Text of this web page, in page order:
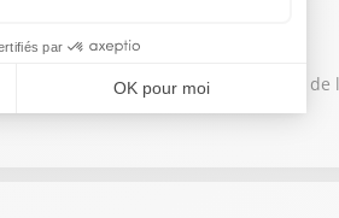
au service du pouvoir que de